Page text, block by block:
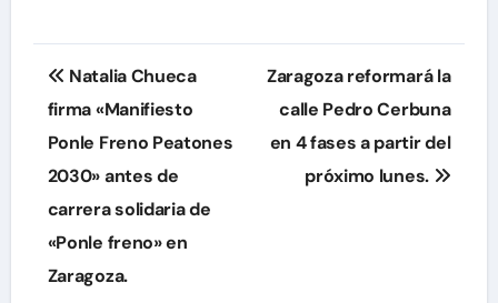
Navegación
de
entradas
Natalia Chueca
firma «Manifiesto
Ponle Freno Peatones
2030» antes de
carrera solidaria de
«Ponle freno» en
Zaragoza.
Zaragoza reformará la
calle Pedro Cerbuna
en 4 fases a partir del
próximo lunes.